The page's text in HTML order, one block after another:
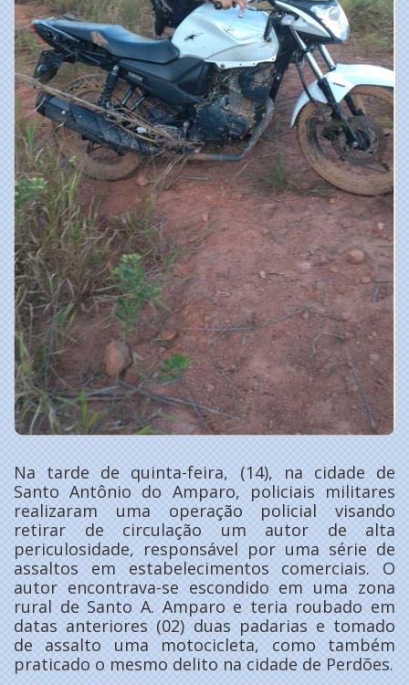
Na tarde de quinta-feira, (14), na cidade de
Santo Antônio do Amparo, policiais militares
realizaram uma operação policial visando
retirar de circulação um autor de alta
periculosidade, responsável por uma série de
assaltos em estabelecimentos comerciais. O
autor encontrava-se escondido em uma zona
rural de Santo A. Amparo e teria roubado em
datas anteriores (02) duas padarias e tomado
de assalto uma motocicleta, como também
praticado o mesmo delito na cidade de Perdões.